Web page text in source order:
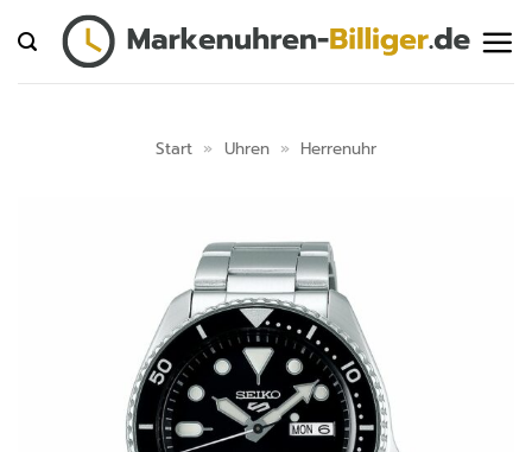
Inhalt
springen
Start » Uhren » Herrenuhr